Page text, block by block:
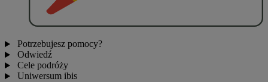
Potrzebujesz pomocy?
Odwiedź
Cele podróży
Uniwersum ibis